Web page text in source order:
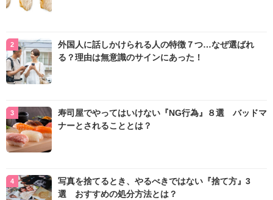
外国人に話しかけられる人の特徴７つ…なぜ選ばれ
る？理由は無意識のサインにあった！
寿司屋でやってはいけない『NG行為』８選 バッドマ
ナーとされることとは？
写真を捨てるとき、やるべきではない『捨て方』3
選 おすすめの処分方法とは？